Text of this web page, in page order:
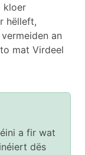
kloer
hëlleft,
an
mat Virdeel
a fir wat
dës